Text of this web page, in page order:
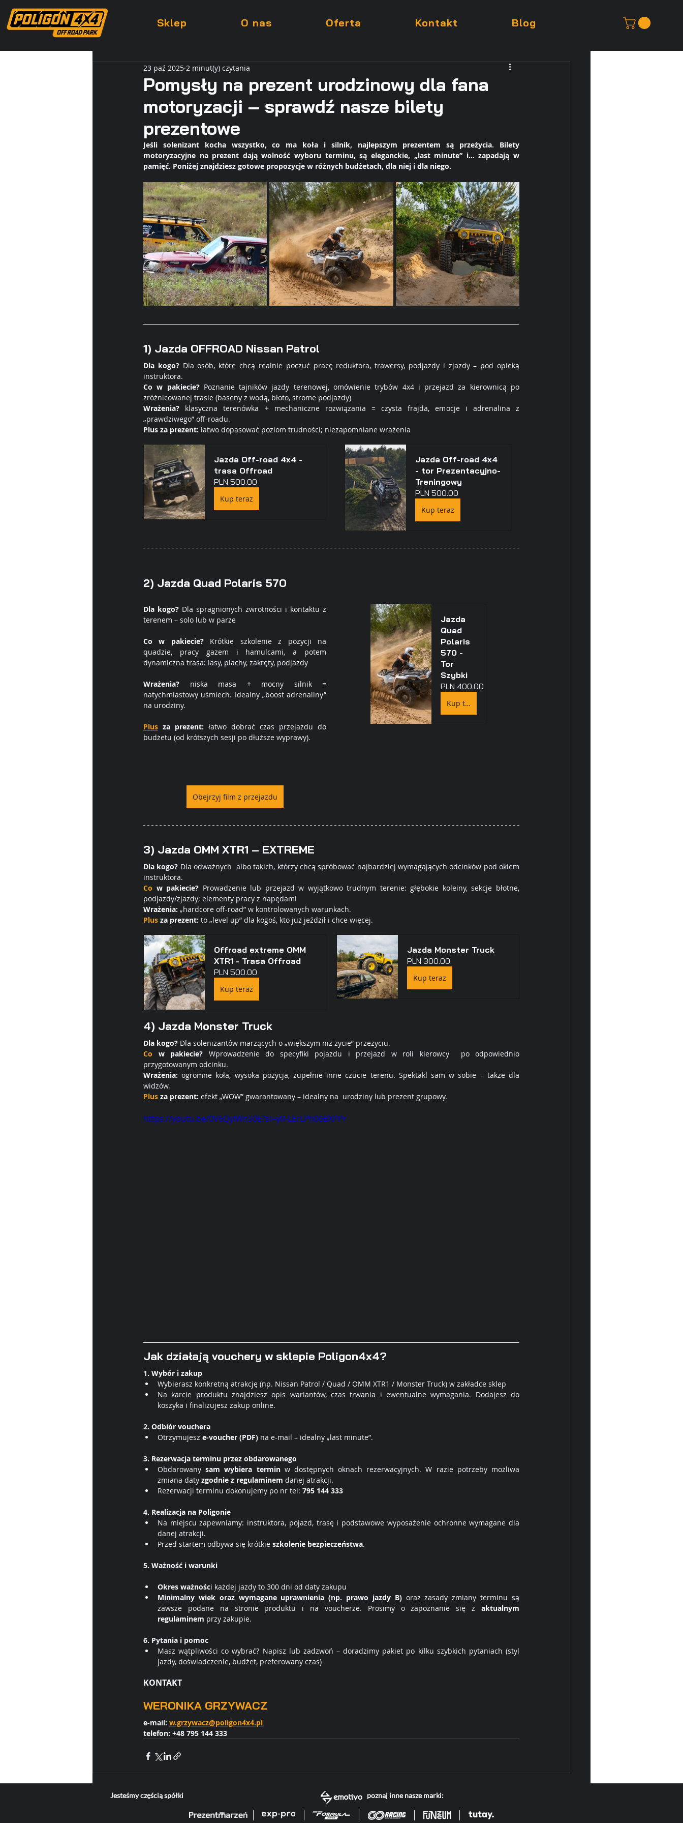
Sklep O nas Oferta Kontakt Blog
Pomysły na prezent urodzinowy dla fana
motoryzacji – sprawdź nasze bilety
prezentowe
23 paź 2025 2 minut(y) czytania
Jeśli solenizant kocha wszystko, co ma koła i silnik, najlepszym prezentem są przeżycia. Bilety
motoryzacyjne na prezent dają wolność wyboru terminu, są eleganckie, „last minute” i… zapadają w
pamięć. Poniżej znajdziesz gotowe propozycje w różnych budżetach, dla niej i dla niego.
1) Jazda OFFROAD Nissan Patrol
Dla kogo? Dla osób, które chcą realnie poczuć pracę reduktora, trawersy, podjazdy i zjazdy – pod opieką
instruktora.
Co w pakiecie? Poznanie tajników jazdy terenowej, omówienie trybów 4x4 i przejazd za kierownicą po
zróżnicowanej trasie (baseny z wodą, błoto, strome podjazdy)
Wrażenia? klasyczna terenówka + mechaniczne rozwiązania = czysta frajda, emocje i adrenalina z
„prawdziwego” off-roadu.
Plus za prezent: łatwo dopasować poziom trudności; niezapomniane wrażenia
Jazda Off-road 4x4 -
trasa Offroad
PLN 500.00
Kup teraz
Jazda Off-road 4x4
- tor Prezentacyjno-
Treningowy
PLN 500.00
Kup teraz
2) Jazda Quad Polaris 570
Dla kogo? Dla spragnionych zwrotności i kontaktu z
terenem – solo lub w parze
Co w pakiecie? Krótkie szkolenie z pozycji na
quadzie, pracy gazem i hamulcami, a potem
dynamiczna trasa: lasy, piachy, zakręty, podjazdy
Wrażenia? niska masa + mocny silnik =
natychmiastowy uśmiech. Idealny „boost adrenaliny”
na urodziny.
Plus za prezent: łatwo dobrać czas przejazdu do
budżetu (od krótszych sesji po dłuższe wyprawy).
Obejrzyj film z przejazdu
Jazda
Quad
Polaris
570 -
Tor
Szybki
PLN 400.00
Kup teraz
3) Jazda OMM XTR1 – EXTREME
Dla kogo? Dla odważnych  albo takich, którzy chcą spróbować najbardziej wymagających odcinków pod okiem
instruktora.
Co w pakiecie? Prowadzenie lub przejazd w wyjątkowo trudnym terenie: głębokie koleiny, sekcje błotne,
podjazdy/zjazdy; elementy pracy z napędami
Wrażenia: „hardcore off-road” w kontrolowanych warunkach.
Plus za prezent: to „level up” dla kogoś, kto już jeździł i chce więcej.
Offroad extreme OMM
XTR1 - Trasa Offroad
PLN 500.00
Kup teraz
Jazda Monster Truck
PLN 300.00
Kup teraz
4) Jazda Monster Truck
Dla kogo? Dla solenizantów marzących o „większym niż życie” przeżyciu.
Co w pakiecie? Wprowadzenie do specyfiki pojazdu i przejazd w roli kierowcy  po odpowiednio
przygotowanym odcinku.
Wrażenia: ogromne koła, wysoka pozycja, zupełnie inne czucie terenu. Spektakl sam w sobie – także dla
widzów.
Plus za prezent: efekt „WOW” gwarantowany – idealny na  urodziny lub prezent grupowy.
https://youtu.be/0V6QylWnS0E?si=yR-LErLPh06BXPPr
Jak działają vouchery w sklepie Poligon4x4?
1. Wybór i zakup
Wybierasz konkretną atrakcję (np. Nissan Patrol / Quad / OMM XTR1 / Monster Truck) w zakładce sklep
Na karcie produktu znajdziesz opis wariantów, czas trwania i ewentualne wymagania. Dodajesz do
koszyka i finalizujesz zakup online.
2. Odbiór vouchera
Otrzymujesz e-voucher (PDF) na e-mail – idealny „last minute”.
3. Rezerwacja terminu przez obdarowanego
Obdarowany sam wybiera termin w dostępnych oknach rezerwacyjnych. W razie potrzeby możliwa
zmiana daty zgodnie z regulaminem danej atrakcji.
Rezerwacji terminu dokonujemy po nr tel: 795 144 333
4. Realizacja na Poligonie
Na miejscu zapewniamy: instruktora, pojazd, trasę i podstawowe wyposażenie ochronne wymagane dla
danej atrakcji.
Przed startem odbywa się krótkie szkolenie bezpieczeństwa.
5. Ważność i warunki
Okres ważności każdej jazdy to 300 dni od daty zakupu
Minimalny wiek oraz wymagane uprawnienia (np. prawo jazdy B) oraz zasady zmiany terminu są
zawsze podane na stronie produktu i na voucherze. Prosimy o zapoznanie się z aktualnym
regulaminem przy zakupie.
6. Pytania i pomoc
Masz wątpliwości co wybrać? Napisz lub zadzwoń – doradzimy pakiet po kilku szybkich pytaniach (styl
jazdy, doświadczenie, budżet, preferowany czas)
KONTAKT
WERONIKA GRZYWACZ
e-mail: w.grzywacz@poligon4x4.pl
telefon: +48 795 144 333
Jesteśmy częścią spółki poznaj inne nasze marki: